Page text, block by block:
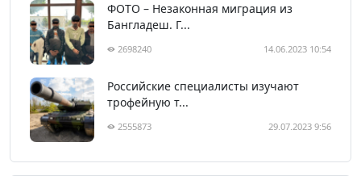
ФОТО – Незаконная миграция из
Бангладеш. Г...
2698240 14.06.2023 10:54
Российские специалисты изучают
трофейную т...
2555873 29.07.2023 9:56